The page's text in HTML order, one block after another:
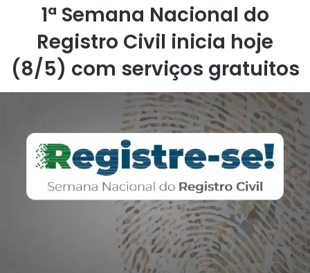
1ª Semana Nacional do
Registro Civil inicia hoje
(8/5) com serviços gratuitos